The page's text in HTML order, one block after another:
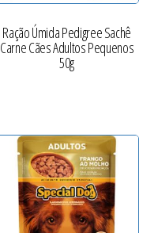
Ração Úmida Pedigree Sachê
Carne Cães Adultos Pequenos
50g